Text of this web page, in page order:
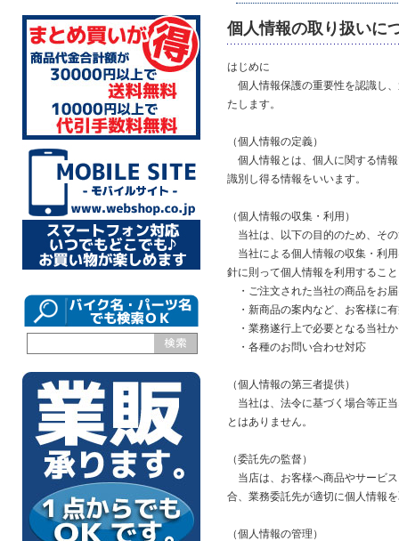
個人情報の取り扱いに
はじめに
個人情報保護の重要性を認識し
たします。
（個人情報の定義）
個人情報とは、個人に関する情
識別し得る情報をいいます。
（個人情報の収集・利用）
当社は、以下の目的のため、そ
当社による個人情報の収集・利
針に則って個人情報を利用するこ
・ご注文された当社の商品をお
・新商品の案内など、お客様に
・業務遂行上で必要となる当社
・各種のお問い合わせ対応
（個人情報の第三者提供）
当社は、法令に基づく場合等正
とはありません。
（委託先の監督）
当店は、お客様へ商品やサービ
合、業務委託先が適切に個人情報
（個人情報の管理）